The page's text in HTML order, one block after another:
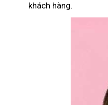
khách hàng.